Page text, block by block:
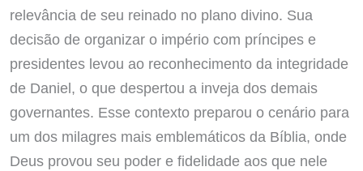
relevância de seu reinado no plano divino. Sua
decisão de organizar o império com príncipes e
presidentes levou ao reconhecimento da integridade
de Daniel, o que despertou a inveja dos demais
governantes. Esse contexto preparou o cenário para
um dos milagres mais emblemáticos da Bíblia, onde
Deus provou seu poder e fidelidade aos que nele